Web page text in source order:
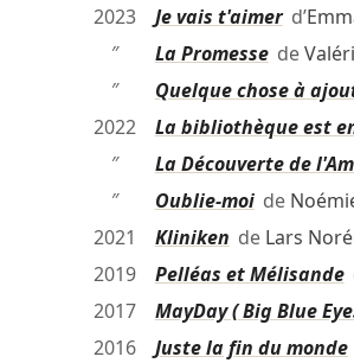
2023
Je vais t'aimerd’
″
La Promessede
″
Quelque chose à
2022
La bibliothèque est
″
La Découverte de
″
Oublie-moide
2021
Kliniken de Lars
2019
Pelléas et Mélisande
2017
MayDay ( Big Blue
2016
Juste la fin du monde